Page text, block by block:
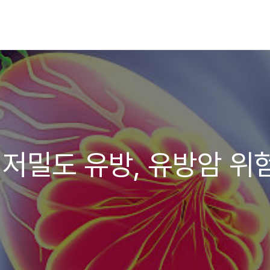
밀도 유방, 유방암 위